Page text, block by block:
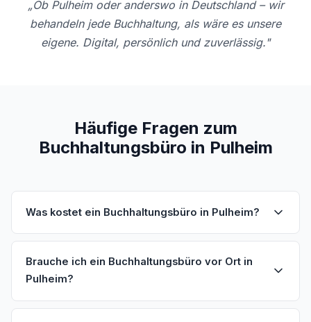
„Ob Pulheim oder anderswo in Deutschland – wir
behandeln jede Buchhaltung, als wäre es unsere
eigene. Digital, persönlich und zuverlässig."
Häufige Fragen zum
Buchhaltungsbüro in Pulheim
Was kostet ein Buchhaltungsbüro in Pulheim?
Brauche ich ein Buchhaltungsbüro vor Ort in
Pulheim?